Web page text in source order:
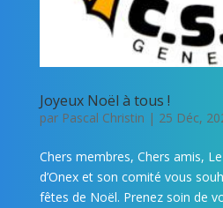
Joyeux Noël à tous !
par Pascal Christin | 25 Déc,
Chers membres, Chers amis,
d’Onex et son comité vous
fêtes de Noël. Prenez soin de